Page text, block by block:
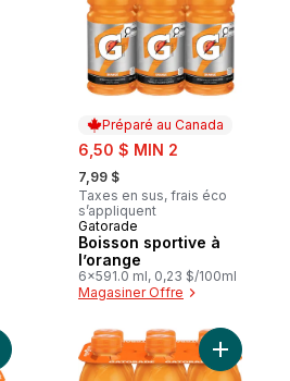
Préparé au Canada
sale:
6,50 $ MIN 2
, formerly:
7,99 $
Taxes en sus, frais éco
s’appliquent
Préparé au Canada
Gatorade
Boisson sportive à
l’orange
6x591.0 ml, 0,23 $/100ml
Magasiner Offre
Boisson sportive Cool Blue au
Ajouter